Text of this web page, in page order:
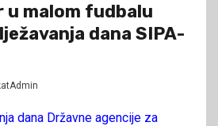
u malom fudbalu
dana SIPA-
dana Državne agencije za